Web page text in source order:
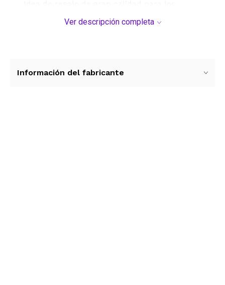
construcción es un divertido regalo de
juguete LEGO de Harry Potter se puede
Ver descripción completa
Información del fabricante